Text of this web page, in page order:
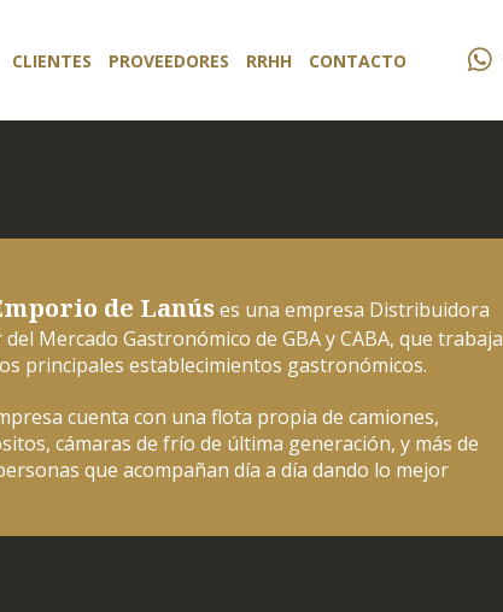
CLIENTES PROVEEDORES RRHH CONTACTO
de Lanús es una empresa Distribuidora
del Mercado Gastronómico de GBA y CABA, que trabaja
principales establecimientos gastronómicos.
cuenta con una flota propia de camiones,
cámaras de frío de última generación, y más de
que acompañan día a día dando lo mejor